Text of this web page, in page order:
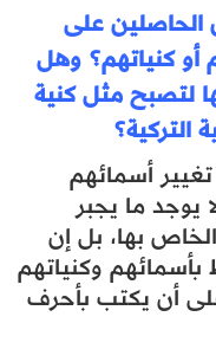
الحاصلين على
أو كنياتهم؟ وهل
لتصبح مثل كنية
أسمائهم
يوجد ما يجبر
بها، بل إن
وكنياتهم
أن يكتب بأحرف